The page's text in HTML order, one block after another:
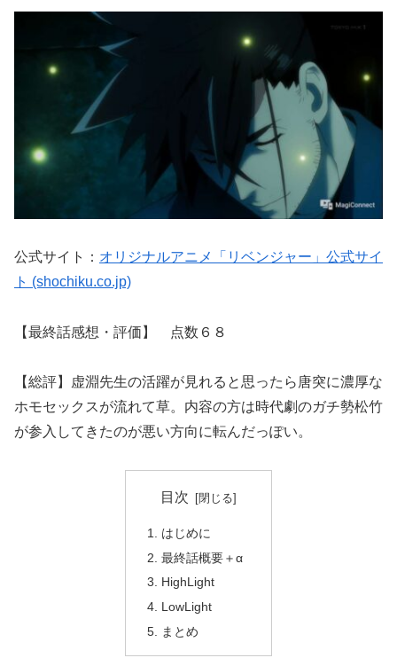
公式サイト： オリジナルアニメ「リベンジャー」公式サイ
ト (shochiku.co.jp)
【最終話感想・評価】 点数６８
【総評】虚淵先生の活躍が見れると思ったら唐突に濃厚な
ホモセックスが流れて草。内容の方は時代劇のガチ勢松竹
が参入してきたのが悪い方向に転んだっぽい。
目次
はじめに
最終話概要＋α
HighLight
LowLight
まとめ